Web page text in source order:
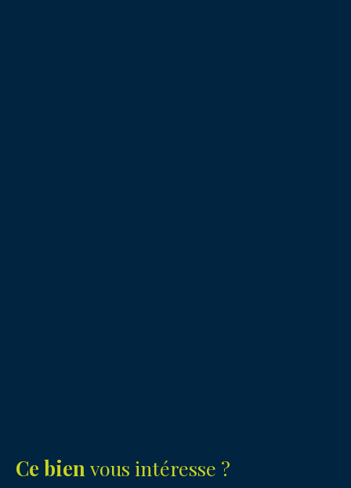
Ce bien vous intéresse ?